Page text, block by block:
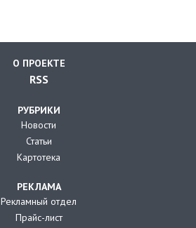
О ПРОЕКТЕ
RSS
РУБРИКИ
Новости
Статьи
Картотека
РЕКЛАМА
Рекламный отдел
Прайс-лист